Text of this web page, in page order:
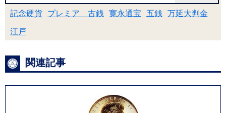
記念硬貨 プレミア 古銭 寛永通宝 五銭 万延大判金
江戸
関連記事